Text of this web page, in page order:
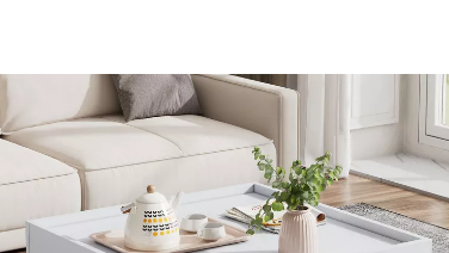
Couchtisch 360° drehbarer, 2-stufiger Wohnzimmertisch
mit Schubladen (Satztisch, Wohnzimmertisch Beistelltisch,
Wohnzimmertisch, 1-St., Elegantes Farbspiel), Weiß und
175,99 € UVP239,99 €